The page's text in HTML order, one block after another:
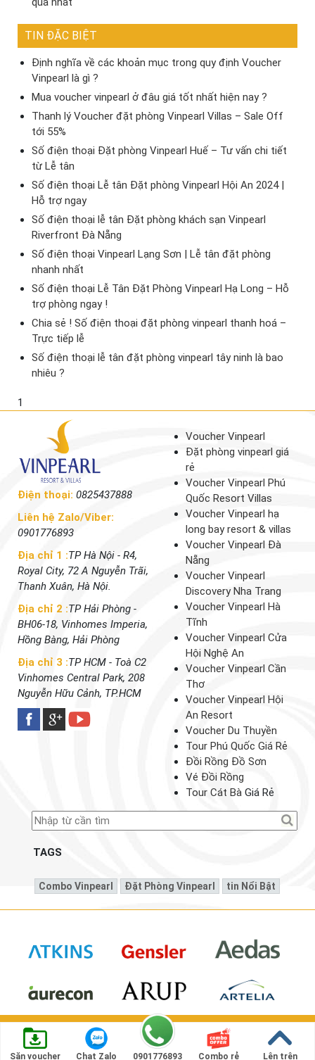
TIN ĐẶC BIỆT
Định nghĩa về các khoản mục trong quy định Voucher
Vinpearl là gì ?
Mua voucher vinpearl ở đâu giá tốt nhất hiện nay ?
Thanh lý Voucher đặt phòng Vinpearl Villas – Sale Off
tới 55%
Số điện thoại Đặt phòng Vinpearl Huế – Tư vấn chi tiết
từ Lễ tân
Số điện thoại Lễ tân Đặt phòng Vinpearl Hội An 2024 |
Hỗ trợ ngay
Số điện thoại lễ tân Đặt phòng khách sạn Vinpearl
Riverfront Đà Nẵng
Số điện thoại Vinpearl Lạng Sơn | Lễ tân đặt phòng
nhanh nhất
Số điện thoại Lễ Tân Đặt Phòng Vinpearl Hạ Long – Hỗ
trợ phòng ngay !
Chia sẻ ! Số điện thoại đặt phòng vinpearl thanh hoá –
Trực tiếp lễ
Số điện thoại lễ tân đặt phòng vinpearl tây ninh là bao
nhiêu ?
1
Điện thoại: 0825437888
Liên hệ Zalo/Viber:
0901776893
Địa chỉ 1 :TP Hà Nội - R4,
Royal City, 72 A Nguyễn Trãi,
Thanh Xuân, Hà Nội.
Địa chỉ 2 :TP Hải Phòng -
BH06-18, Vinhomes Imperia,
Hồng Bàng, Hải Phòng
Địa chỉ 3 :TP HCM - Toà C2
Vinhomes Central Park, 208
Nguyễn Hữu Cảnh, TP.HCM
Voucher Vinpearl
Đặt phòng vinpearl giá
rẻ
Voucher Vinpearl Phú
Quốc Resort Villas
Voucher Vinpearl hạ
long bay resort & villas
Voucher Vinpearl Đà
Nẵng
Voucher Vinpearl
Discovery Nha Trang
Voucher Vinpearl Hà
Tĩnh
Voucher Vinpearl Cửa
Hội Nghệ An
Voucher Vinpearl Cần
Thơ
Voucher Vinpearl Hội
An Resort
Voucher Du Thuyền
Tour Phú Quốc Giá Rẻ
Đồi Rồng Đồ Sơn
Vé Đồi Rồng
Tour Cát Bà Giá Rẻ
TAGS
Combo Vinpearl Đặt Phòng Vinpearl Tin Nổi Bật
© Website mua bán, ký gửivoucher vinpearlchính thức
Trang chủ
Tư vấn Tin Tức Sitemap
Săn voucher Chat Zalo 0901776893 Combo rẻ Lên trên